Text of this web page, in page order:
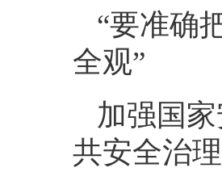
“要准确
全观”
加强国
共安全治